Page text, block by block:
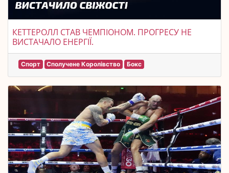
КЕТТЕРОЛЛ СТАВ ЧЕМПІОНОМ. ПРОГРЕСУ НЕ
ВИСТАЧАЛО ЕНЕРГІЇ.
Спорт Сполучене Королівство Бокс